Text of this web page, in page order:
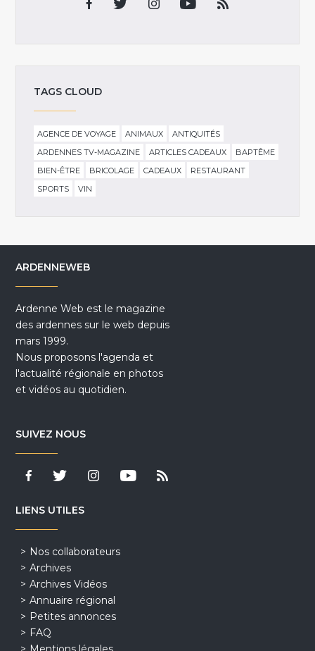
TAGS CLOUD
AGENCE DE VOYAGE ANIMAUX
ANTIQUITÉS
ARDENNES TV-MAGAZINE
ARTICLES CADEAUX
BAPTÊME
BIEN-ÊTRE
BRICOLAGE CADEAUX
RESTAURANT
SPORTS
VIN
ARDENNEWEB
Ardenne Web est le magazine
des ardennes sur le web depuis
mars 1999.
Nous proposons l'agenda et
l'actualité régionale en photos
et vidéos au quotidien.
SUIVEZ NOUS
LIENS UTILES
Nos collaborateurs
Archives
Archives Vidéos
Annuaire régional
Petites annonces
FAQ